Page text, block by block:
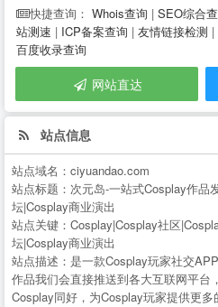
快捷查询： Whois查询 | SEO综合
站测速 | ICP备案查询 | 友情链接检测 |
百度收录查询
网站直达
站点信息
站点域名： ciyuandao.com
站点标题： 次元岛-一站式Cosplay作品
坛|Cosplay商业演出
站点关键： Cosplay|Cosplay社区
坛|Cosplay商业演出
站点描述： 是一款Cosplay玩家社交
作品我们会直接推送到各大互联网平台
Cosplay同好，为Cosplay玩家提供更多